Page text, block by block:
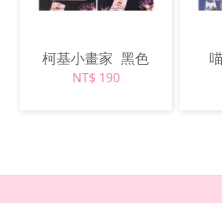
柯基小畫家 黑色
NT$ 190